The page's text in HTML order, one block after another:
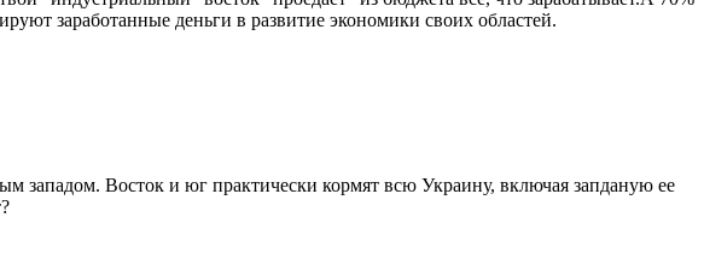
заработанные деньги в развитие экономики своих областей.
Восток и юг практически кормят всю Украину, включая запданую ее